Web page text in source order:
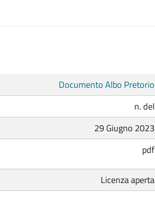
Documento Albo Pretorio
n. del
29 Giugno 2023
pdf
Licenza aperta